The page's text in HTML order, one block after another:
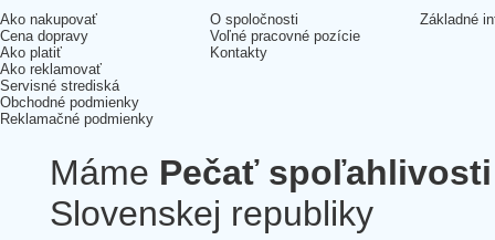
Ako nakupovať
Cena dopravy
Ako platiť
Ako reklamovať
Servisné strediská
Obchodné podmienky
Reklamačné podmienky
O spoločnosti
Voľné pracovné pozície
Kontakty
Základné
Máme Pečať spoľahlivosti
Slovenskej republiky